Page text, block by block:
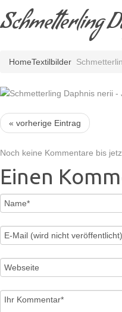
Schmetterling
HomeTextilbilder
« vorherige Eintrag
Noch keine Kommentare bis
Einen